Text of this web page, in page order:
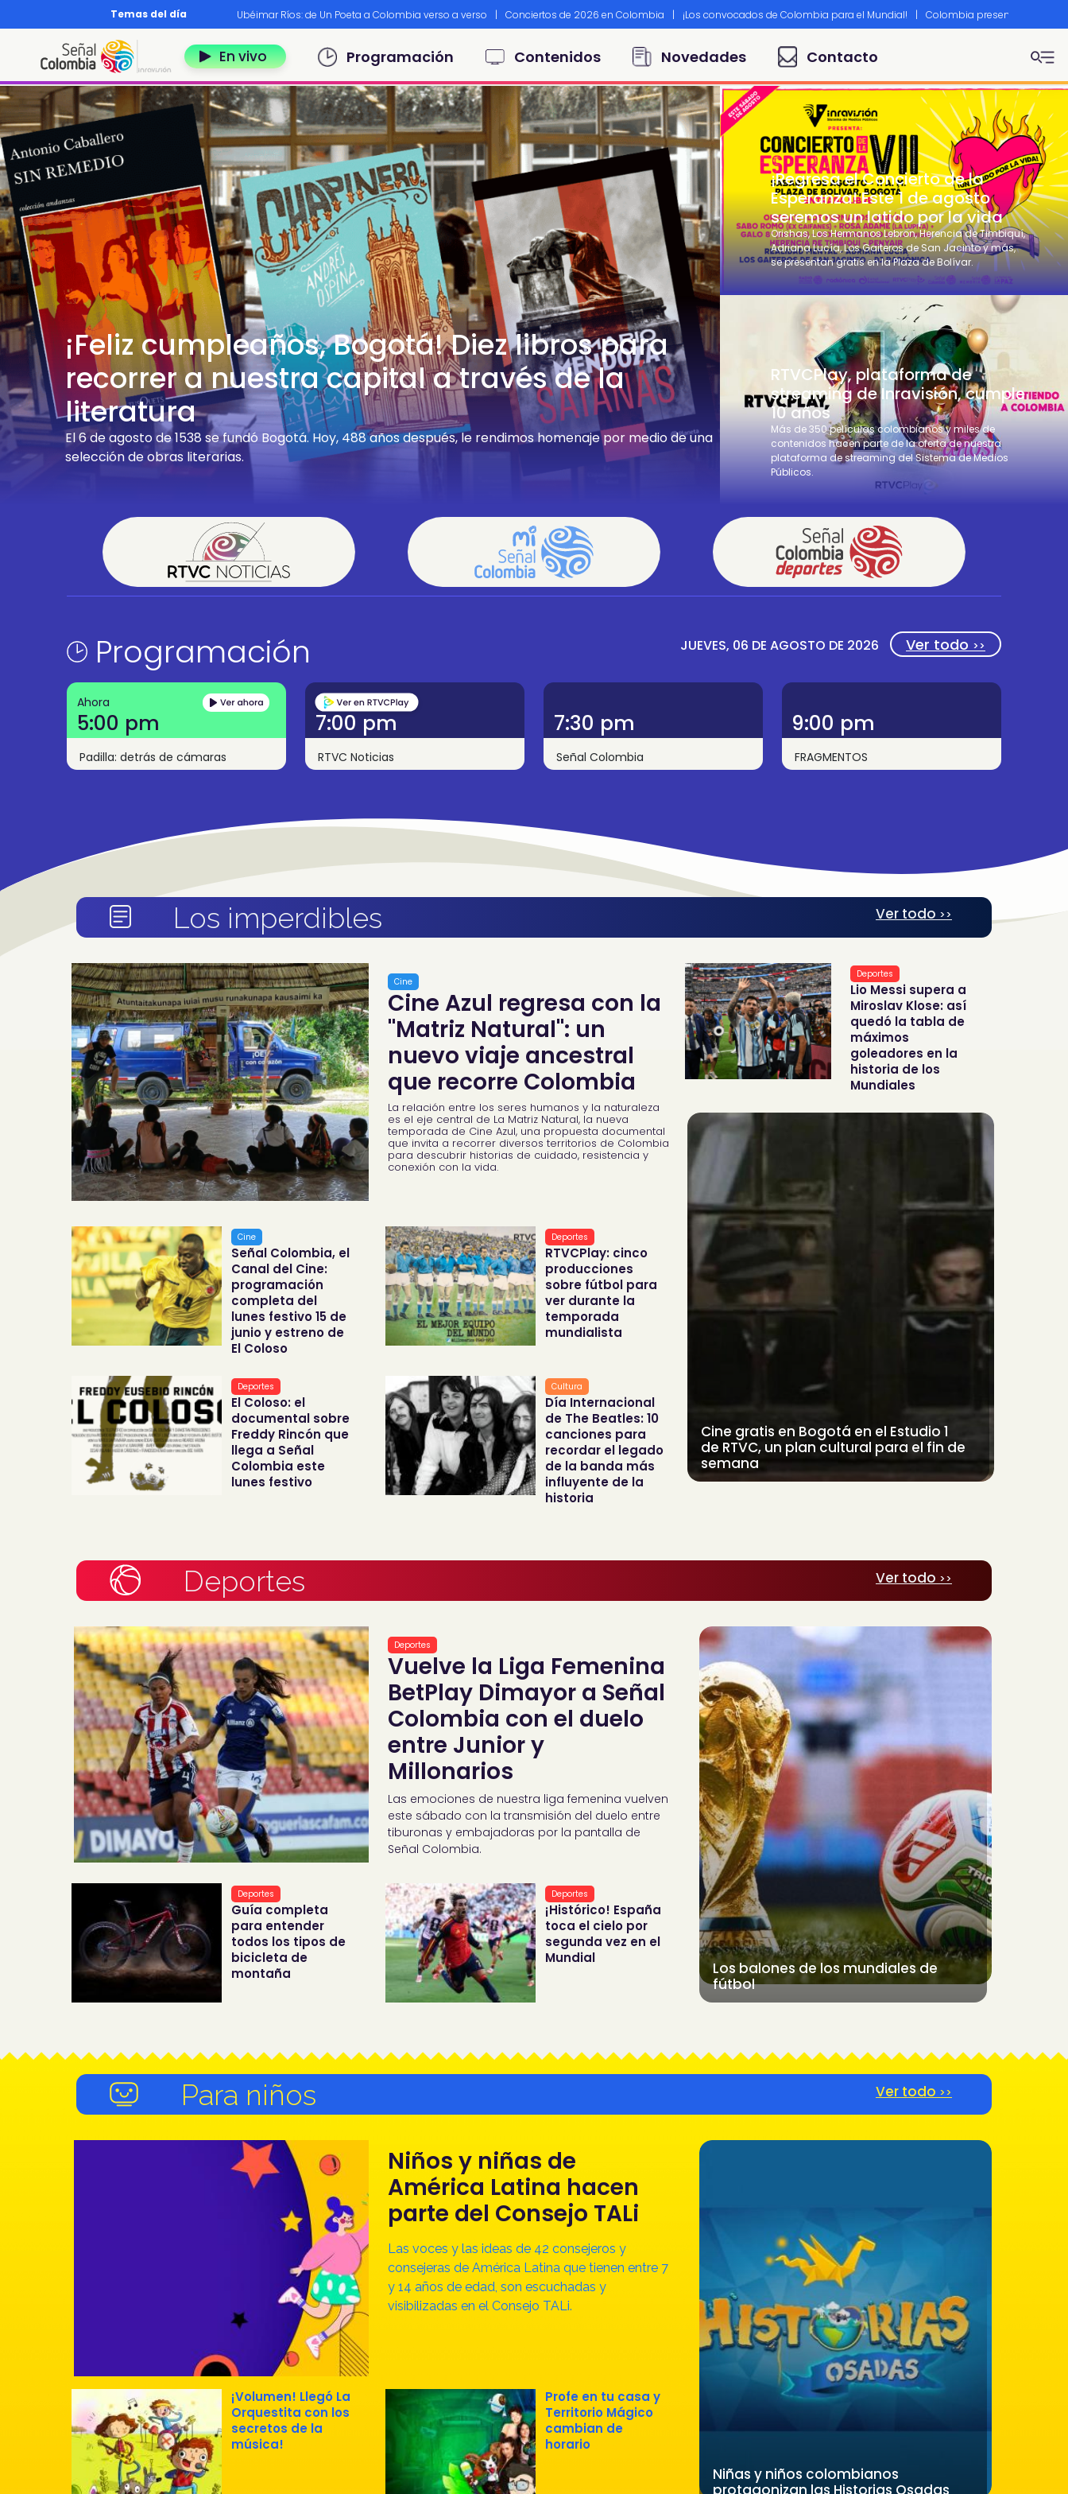
Pasar al contenido principal
Temas del día
Diccionario nariñense | Murió Leo Dan Ubéimar Ríos: de Un Poeta a Colombia verso a verso | Conciertos de 2026 en Colombia | ¡Los convocados de Colombia para el Mundial! | Colombia presente en
En vivo Navegación principalProgramación Contenidos Novedades Contacto
¡Feliz cumpleaños, Bogotá! Diez libros para
recorrer a nuestra capital a través de la
literatura
El 6 de agosto de 1538 se fundó Bogotá. Hoy, 488 años después, le rendimos homenaje por medio de una
selección de obras literarias.
¡Regresa el Concierto de la
Esperanza! Este 1 de agosto
seremos un latido por la vida
Orishas, Los Hermanos Lebron, Herencia de Timbiquí,
Adriana Lucía, Los Gaiteros de San Jacinto y más,
se presentan gratis en la Plaza de Bolívar.
RTVCPlay, plataforma de
streaming de Inravisión, cumple
10 años
Más de 350 películas colombianos y miles de
contenidos hacen parte de la oferta de nuestra
plataforma de streaming del Sistema de Medios
Públicos.
Programación JUEVES, 06 DE AGOSTO DE 2026 Ver todo >>
Ahora
5:00 pm
Padilla: detrás de cámaras
7:00 pm
RTVC Noticias
7:30 pm
Señal Colombia
9:00 pm
FRAGMENTOS
Los imperdibles Ver todo >>
Cine
Cine Azul regresa con la
"Matriz Natural": un
nuevo viaje ancestral
que recorre Colombia
La relación entre los seres humanos y la naturaleza
es el eje central de La Matriz Natural, la nueva
temporada de Cine Azul, una propuesta documental
que invita a recorrer diversos territorios de Colombia
para descubrir historias de cuidado, resistencia y
conexión con la vida.
Cine
Señal Colombia, el
Canal del Cine:
programación
completa del
lunes festivo 15 de
junio y estreno de
El Coloso
Deportes
RTVCPlay: cinco
producciones
sobre fútbol para
ver durante la
temporada
mundialista
Deportes
El Coloso: el
documental sobre
Freddy Rincón que
llega a Señal
Colombia este
lunes festivo
Cultura
Día Internacional
de The Beatles: 10
canciones para
recordar el legado
de la banda más
influyente de la
historia
Deportes
Lio Messi supera a
Miroslav Klose: así
quedó la tabla de
máximos
goleadores en la
historia de los
Mundiales
Cine gratis en Bogotá en el Estudio 1
de RTVC, un plan cultural para el fin de
semana
Deportes Ver todo >>
Deportes
Vuelve la Liga Femenina
BetPlay Dimayor a Señal
Colombia con el duelo
entre Junior y
Millonarios
Las emociones de nuestra liga femenina vuelven
este sábado con la transmisión del duelo entre
tiburonas y embajadoras por la pantalla de
Señal Colombia.
Deportes
Guía completa
para entender
todos los tipos de
bicicleta de
montaña
Deportes
¡Histórico! España
toca el cielo por
segunda vez en el
Mundial
Los balones de los mundiales de
fútbol
Para niños Ver todo >>
Niños y niñas de
América Latina hacen
parte del Consejo TALi
Las voces y las ideas de 42 consejeros y
consejeras de América Latina que tienen entre 7
y 14 años de edad, son escuchadas y
visibilizadas en el Consejo TALi.
¡Volumen! Llegó La
Orquestita con los
secretos de la
música!
Profe en tu casa y
Territorio Mágico
cambian de
horario
Niñas y niños colombianos
protagonizan las Historias Osadas